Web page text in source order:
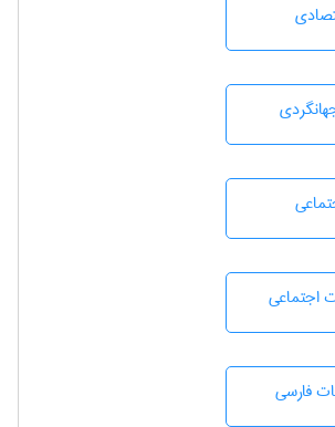
اجتماعی
فارسی